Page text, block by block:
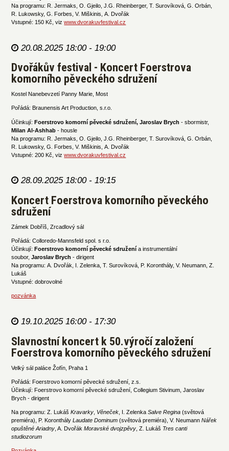
Na programu: R. Jermaks, O. Gjeilo, J.G. Rheinberger, T. Surovíková, G. Orbán,
R. Lukowsky, G. Forbes, V. Miškinis, A. Dvořák
Vstupné: 150 Kč, vizwww.dvorakuvfestival.cz
20.08.2025 18:00 - 19:00
Dvořákův festival - Koncert Foerstrova
komorního pěveckého sdružení
Kostel Nanebevzetí Panny Marie, Most
Pořádá: Braunensis Art Production, s.r.o.
Účinkují: Foerstrovo komorní pěvecké sdružení, Jaroslav Brych - sbormistr,
Milan Al-Ashhab - housle
Na programu: R. Jermaks, O. Gjeilo, J.G. Rheinberger, T. Surovíková, G. Orbán,
R. Lukowsky, G. Forbes, V. Miškinis, A. Dvořák
Vstupné: 200 Kč, vizwww.dvorakuvfestival.cz
28.09.2025 18:00 - 19:15
Koncert Foerstrova komorního pěveckého
sdružení
Zámek Dobříš, Zrcadlový sál
Pořádá: Colloredo-Mannsfeld spol. s r.o.
Účinkují: Foerstrovo komorní pěvecké sdruženía instrumentální
soubor, Jaroslav Brych - dirigent
Na programu: A. Dvořák, I. Zelenka, T. Surovíková, P. Koronthály, V. Neumann, Z.
Lukáš
Vstupné: dobrovolné
pozvánka
19.10.2025 16:00 - 17:30
Slavnostní koncert k 50.výročí založení
Foerstrova komorního pěveckého sdružení
Velký sál paláce Žofín, Praha 1
Pořádá: Foerstrovo komorní pěvecké sdružení, z.s.
Účinkují: Foerstrovo komorní pěvecké sdružení, Collegium Stivinum, Jaroslav
Brych - dirigent
Na programu: Z. LukášKravarky Věneček , I. ZelenkaSalve Regina(světová
premiéra), P. KoronthályLaudate Dominum(světová premiéra), V. NeumannNářek
opuštěné Ariadny , A. DvořákMoravské dvojzpěvy , Z. Lukáš Tres canti
studiozorum